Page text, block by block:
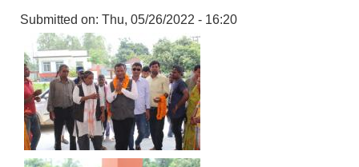
Submitted on: Thu, 05/26/2022 - 16:20